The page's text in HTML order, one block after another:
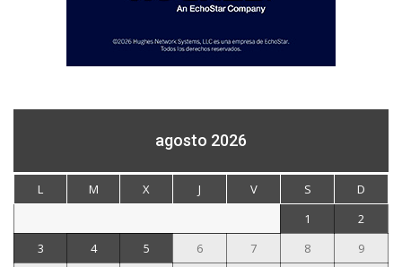
agosto 2026
L M X J V S
D
1
2
3
4 5 6 7 8
9